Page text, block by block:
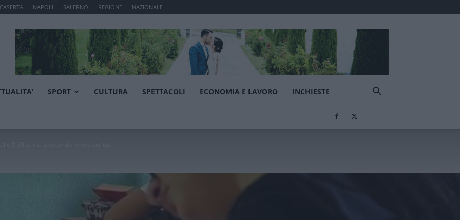
CASERTA NAPOLI SALERNO REGIONE NAZIONALE
SPORT CULTURA SPETTACOLI ECONOMIA E LAVORO INCHIESTE